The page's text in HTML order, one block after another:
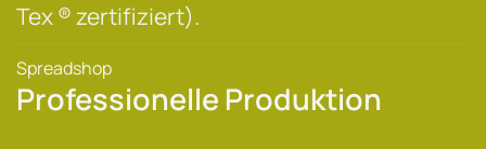
Tex ® zertifiziert).
Spreadshop
Professionelle Produktion